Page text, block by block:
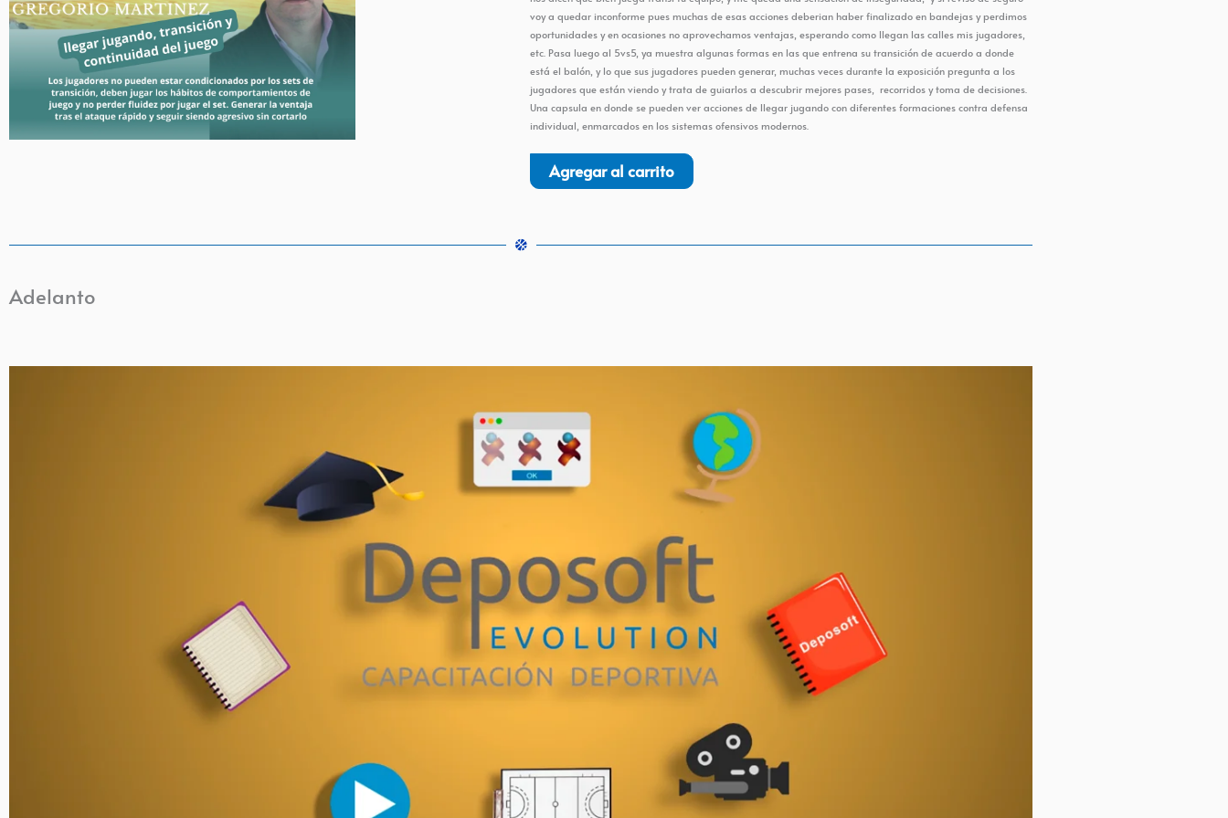
voy a quedar inconforme pues muchas de esas acciones deberian haber finalizado en bandejas y perdimos
oportunidades y en ocasiones no aprovechamos ventajas, esperando como llegan las calles mis jugadores,
etc. Pasa luego al 5vs5, ya muestra algunas formas en las que entrena su transición de acuerdo a donde
está el balón, y lo que sus jugadores pueden generar, muchas veces durante la exposición pregunta a los
jugadores que están viendo y trata de guiarlos a descubrir mejores pases, recorridos y toma de decisiones.
Una capsula en donde se pueden ver acciones de llegar jugando con diferentes formaciones contra defensa
individual, enmarcados en los sistemas ofensivos modernos.
Agregar al carrito
Adelanto